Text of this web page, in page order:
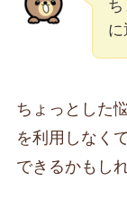
に
ちょっとした
を利用しなくて
できるかもし